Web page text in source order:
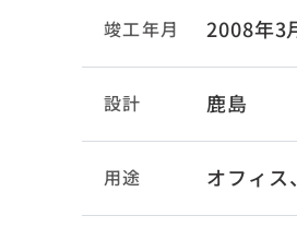
竣工年月 2008年3
設計 鹿島
用途 オフィス